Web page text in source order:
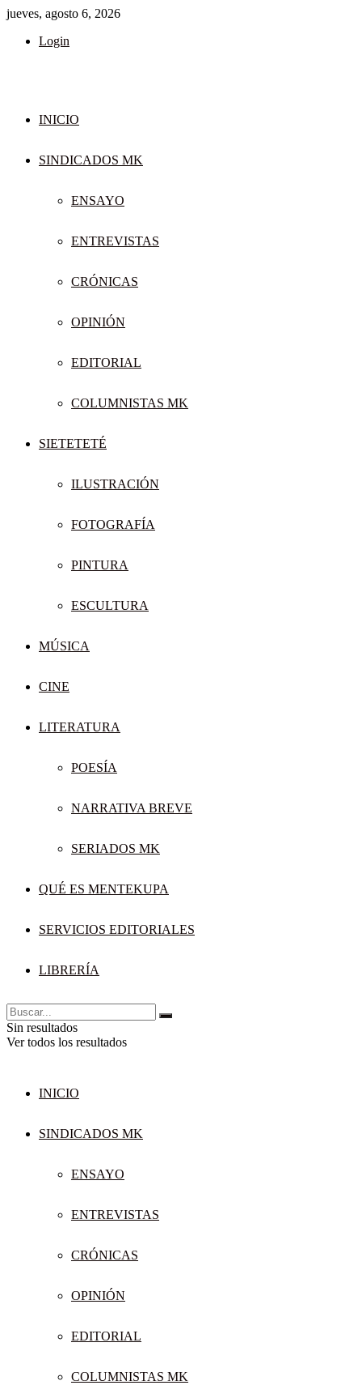
jueves, agosto 6, 2026
Login
INICIO
SINDICADOS MK
ENSAYO
ENTREVISTAS
CRÓNICAS
OPINIÓN
EDITORIAL
COLUMNISTAS MK
SIETETETÉ
ILUSTRACIÓN
FOTOGRAFÍA
PINTURA
ESCULTURA
MÚSICA
CINE
LITERATURA
POESÍA
NARRATIVA BREVE
SERIADOS MK
QUÉ ES MENTEKUPA
SERVICIOS EDITORIALES
LIBRERÍA
Sin resultados
Ver todos los resultados
INICIO
SINDICADOS MK
ENSAYO
ENTREVISTAS
CRÓNICAS
OPINIÓN
EDITORIAL
COLUMNISTAS MK